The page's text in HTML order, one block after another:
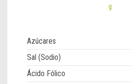
g
Azúcares
Sal (Sodio)
Ácido Fólico